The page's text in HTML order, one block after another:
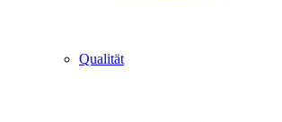
Qualität